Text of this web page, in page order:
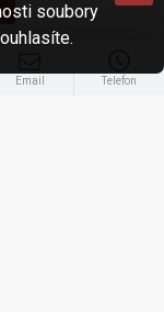
Email Telefon
soubory